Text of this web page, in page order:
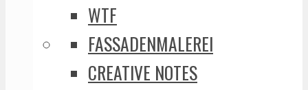
WTF
FASSADENMALEREI
CREATIVE NOTES